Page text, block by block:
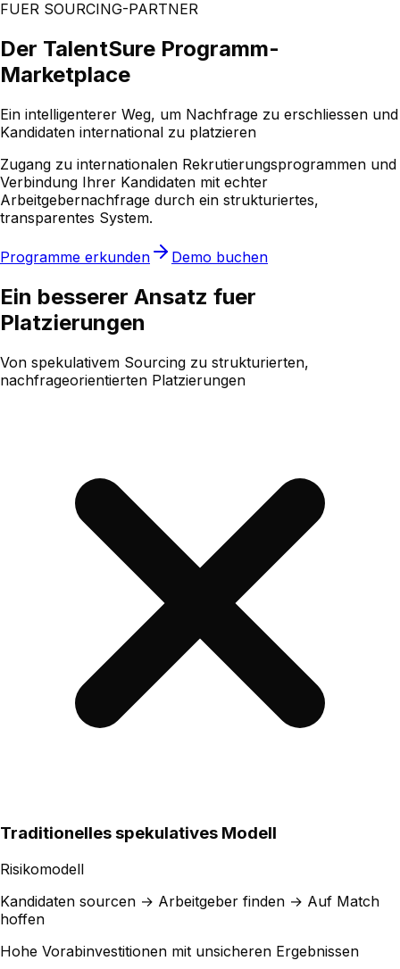
FUER SOURCING-PARTNER
Der TalentSure Programm-
Marketplace
Ein intelligenterer Weg, um Nachfrage zu erschliessen und
Kandidaten international zu platzieren
Zugang zu internationalen Rekrutierungsprogrammen und
Verbindung Ihrer Kandidaten mit echter
Arbeitgebernachfrage durch ein strukturiertes,
transparentes System.
Programme erkunden Demo buchen
Ein besserer Ansatz fuer
Platzierungen
Von spekulativem Sourcing zu strukturierten,
nachfrageorientierten Platzierungen
Traditionelles spekulatives Modell
Risikomodell
Kandidaten sourcen → Arbeitgeber finden → Auf Match
hoffen
Hohe Vorabinvestitionen mit unsicheren Ergebnissen